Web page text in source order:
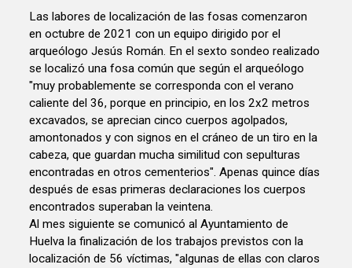
Las labores de localización de las fosas comenzaron
en octubre de 2021 con un equipo dirigido por el
arqueólogo Jesús Román. En el sexto sondeo realizado
se localizó una fosa común que según el arqueólogo
"muy probablemente se corresponda con el verano
caliente del 36, porque en principio, en los 2x2 metros
excavados, se aprecian cinco cuerpos agolpados,
amontonados y con signos en el cráneo de un tiro en la
cabeza, que guardan mucha similitud con sepulturas
encontradas en otros cementerios". Apenas quince días
después de esas primeras declaraciones los cuerpos
encontrados superaban la veintena.
Al mes siguiente se comunicó al Ayuntamiento de
Huelva la finalización de los trabajos previstos con la
localización de 56 víctimas, "algunas de ellas con claros